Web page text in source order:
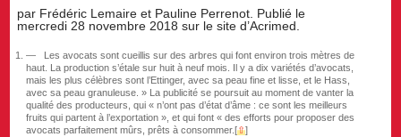
par Frédéric Lemaire et Pauline Perrenot. Publié le
mercredi 28 novembre 2018 sur le site d’Acrimed.
Les avocats sont cueillis sur des arbres qui font environ trois mètres de
haut. La production s’étale sur huit à neuf mois. Il y a dix variétés d’avocats,
mais les plus célèbres sont l’Ettinger, avec sa peau fine et lisse, et le Hass,
avec sa peau granuleuse. » La publicité se poursuit au moment de vanter la
qualité des producteurs, qui « n’ont pas d’état d’âme : ce sont les meilleurs
fruits qui partent à l’exportation », et qui font « des efforts pour proposer des
avocats parfaitement mûrs, prêts à consommer.[⇧]